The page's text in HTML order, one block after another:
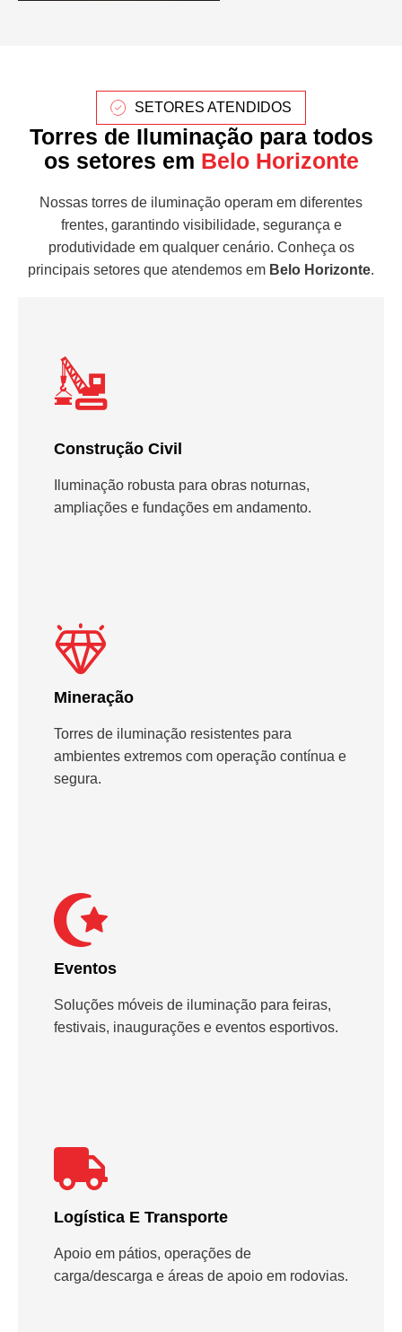
SETORES ATENDIDOS
Torres de Iluminação para todos
os setores em Belo Horizonte
Nossas torres de iluminação operam em diferentes
frentes, garantindo visibilidade, segurança e
produtividade em qualquer cenário. Conheça os
principais setores que atendemos em Belo Horizonte.
Construção Civil
Iluminação robusta para obras noturnas,
ampliações e fundações em andamento.
Mineração
Torres de iluminação resistentes para
ambientes extremos com operação contínua e
segura.
Eventos
Soluções móveis de iluminação para feiras,
festivais, inaugurações e eventos esportivos.
Logística E Transporte
Apoio em pátios, operações de
carga/descarga e áreas de apoio em rodovias.